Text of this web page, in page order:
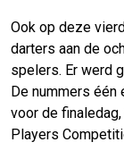
Ook op deze
darters aan de
spelers. Er werd
De nummers
voor de
Players